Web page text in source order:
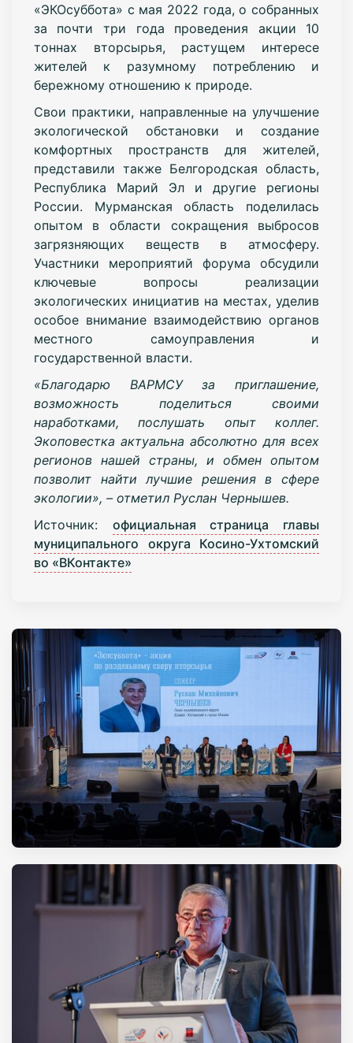
«ЭКОсуббота» с мая 2022 года, о собранных
за почти три года проведения акции 10
тоннах вторсырья, растущем интересе
жителей к разумному потреблению и
бережному отношению к природе.
Свои практики, направленные на улучшение
экологической обстановки и создание
комфортных пространств для жителей,
представили также Белгородская область,
Республика Марий Эл и другие регионы
России. Мурманская область поделилась
опытом в области сокращения выбросов
загрязняющих веществ в атмосферу.
Участники мероприятий форума обсудили
ключевые вопросы реализации
экологических инициатив на местах, уделив
особое внимание взаимодействию органов
местного самоуправления и
государственной власти.
«Благодарю ВАРМСУ за приглашение,
возможность поделиться своими
наработками, послушать опыт коллег.
Экоповестка актуальна абсолютно для всех
регионов нашей страны, и обмен опытом
позволит найти лучшие решения в сфере
экологии», – отметил Руслан Чернышев.
Источник: официальная страница главы
муниципального округа Косино-Ухтомский
во «ВКонтакте»